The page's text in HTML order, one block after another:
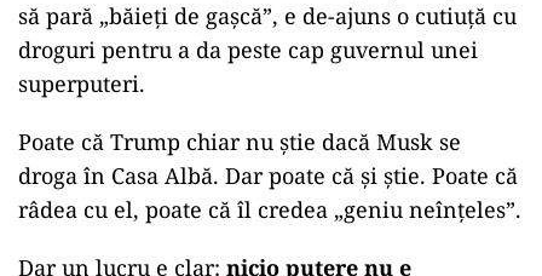
să pară „băieți de gașcă”, e de-ajuns o cutiuță cu
droguri pentru a da peste cap guvernul unei
superputeri.
Poate că Trump chiar nu știe dacă Musk se
droga în Casa Albă. Dar poate că și știe. Poate că
râdea cu el, poate că îl credea „geniu neînțeles”.
Dar un lucru e clar: nicio putere nu e